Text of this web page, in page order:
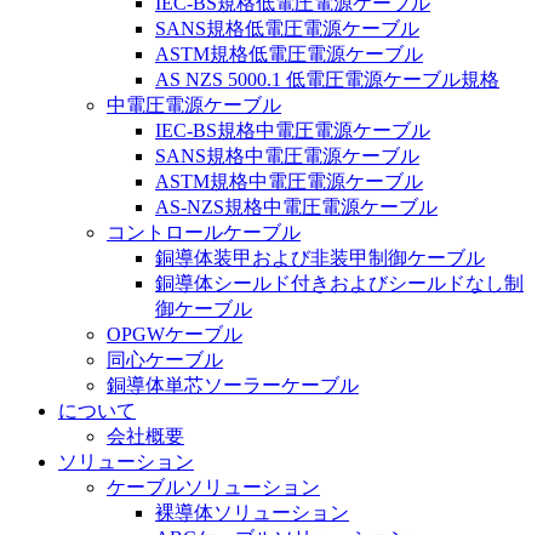
SANS規格低電圧電源ケーブル
ASTM規格低電圧電源ケーブル
AS NZS 5000.1 低電圧電源ケーブル規格
中電圧電源ケーブル
IEC-BS規格中電圧電源ケーブル
SANS規格中電圧電源ケーブル
ASTM規格中電圧電源ケーブル
AS-NZS規格中電圧電源ケーブル
コントロールケーブル
銅導体装甲および非装甲制御ケーブル
銅導体シールド付きおよびシールドなし制
御ケーブル
OPGWケーブル
同心ケーブル
銅導体単芯ソーラーケーブル
について
会社概要
ソリューション
ケーブルソリューション
裸導体ソリューション